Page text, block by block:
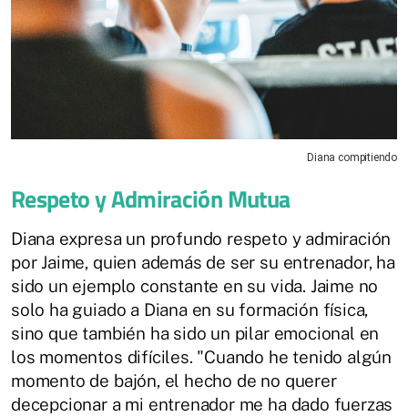
Diana compitiendo
Respeto y Admiración Mutua
Diana expresa un profundo respeto y admiración
por Jaime, quien además de ser su entrenador, ha
sido un ejemplo constante en su vida. Jaime no
solo ha guiado a Diana en su formación física,
sino que también ha sido un pilar emocional en
los momentos difíciles. "Cuando he tenido algún
momento de bajón, el hecho de no querer
decepcionar a mi entrenador me ha dado fuerzas